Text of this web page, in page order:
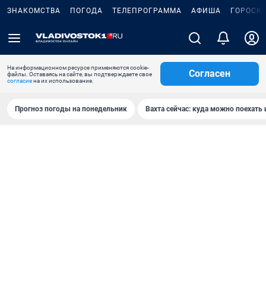
ЗНАКОМСТВА ПОГОДА ТЕЛЕПРОГРАММА АФИША
На информационном ресурсе применяются cookie-
файлы. Оставаясь на сайте, вы подтверждаете свое
согласиена их использование.
Согласен
Прогноз погоды на понедельник Вахта сейчас: куда можно поехать